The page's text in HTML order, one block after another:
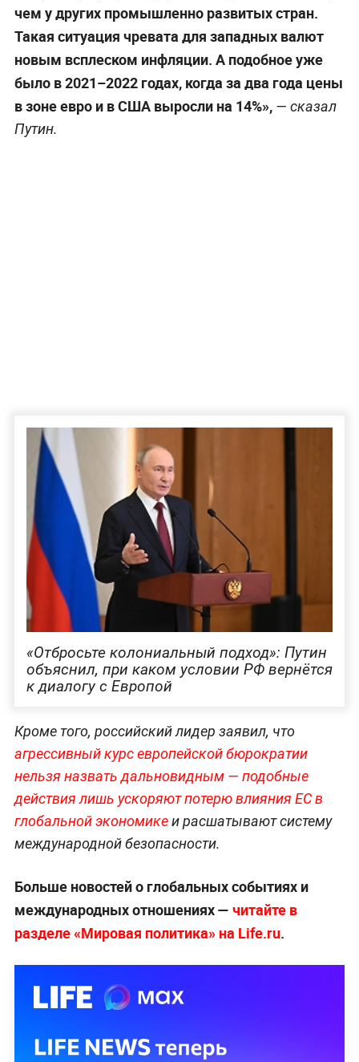
чем у других промышленно развитых стран.
Такая ситуация чревата для западных валют
новым всплеском инфляции. А подобное уже
было в 2021–2022 годах, когда за два года цены
в зоне евро и в США выросли на 14%», — сказал
Путин.
«Отбросьте колониальный подход»: Путин
объяснил, при каком условии РФ вернётся
к диалогу с Европой
Кроме того, российский лидер заявил, что
агрессивный курс европейской бюрократии
нельзя назвать дальновидным — подобные
действия лишь ускоряют потерю влияния ЕС в
глобальной экономикеи расшатывают систему
международной безопасности.
Больше новостей о глобальных событиях и
международных отношениях — читайте в
разделе «Мировая политика» на Life.ru.